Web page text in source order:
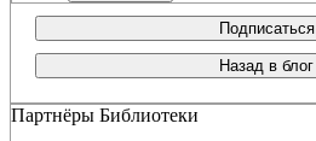
Подписаться
Назад в блог
Партнёры Библиотеки